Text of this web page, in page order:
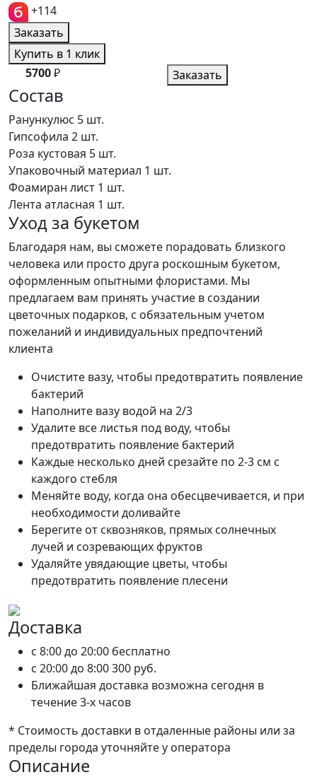
+114
Заказать
Купить в 1 клик
5700₽ Заказать
Состав
Ранункулюс 5 шт.
Гипсофила 2 шт.
Роза кустовая 5 шт.
Упаковочный материал 1 шт.
Фоамиран лист 1 шт.
Лента атласная 1 шт.
Уход за букетом
Благодаря нам, вы сможете порадовать близкого
человека или просто друга роскошным букетом,
оформленным опытными флористами. Мы
предлагаем вам принять участие в создании
цветочных подарков, с обязательным учетом
пожеланий и индивидуальных предпочтений
клиента
Очистите вазу, чтобы предотвратить появление
бактерий
Наполните вазу водой на 2/3
Удалите все листья под воду, чтобы
предотвратить появление бактерий
Каждые несколько дней срезайте по 2-3 см с
каждого стебля
Меняйте воду, когда она обесцвечивается, и при
необходимости доливайте
Берегите от сквозняков, прямых солнечных
лучей и созревающих фруктов
Удаляйте увядающие цветы, чтобы
предотвратить появление плесени
Доставка
c 8:00 до 20:00 бесплатно
c 20:00 до 8:00300 руб.
Ближайшая доставка возможна сегодня в
течение 3-х часов
* Стоимость доставки в отдаленные районы или за
пределы города уточняйте у оператора
Описание